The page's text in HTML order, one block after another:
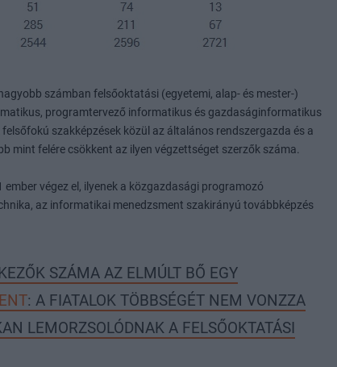
számban felsőoktatási (egyetemi, alap- és mester-)
programtervező informatikus és gazdaságinformatikus
szakképzések közül az általános rendszergazda és a
mint felére csökkent az ilyen végzettséget szerzők száma.
végez el, ilyenek a közgazdasági programozó
az informatikai menedzsment szakirányú továbbképzés
SZÁMA AZ ELMÚLT BŐ EGY
: A FIATALOK TÖBBSÉGÉT NEM VONZZA
LEMORZSOLÓDNAK A FELSŐOKTATÁSI